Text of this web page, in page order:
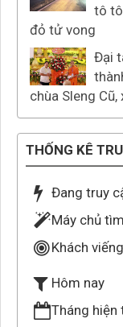
tô
đỏ tử vong
Đại
chùa Sleng
THỐNG KÊ
Đang truy
Máy chủ
Khách
Hôm nay
Tháng hiện